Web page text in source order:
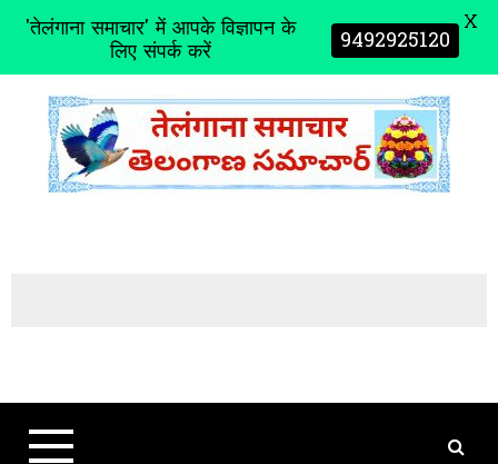
t
'तेलंगाना समाचार' में आपके विज्ञापन के
लिए संपर्क करें 9492925120 X